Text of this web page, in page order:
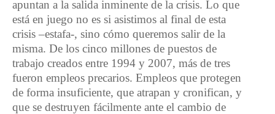
apuntan a la salida inminente de la crisis. Lo que
está en juego no es si asistimos al final de esta
crisis –estafa-, sino cómo queremos salir de la
misma. De los cinco millones de puestos de
trabajo creados entre 1994 y 2007, más de tres
fueron empleos precarios. Empleos que protegen
de forma insuficiente, que atrapan y cronifican, y
que se destruyen fácilmente ante el cambio de